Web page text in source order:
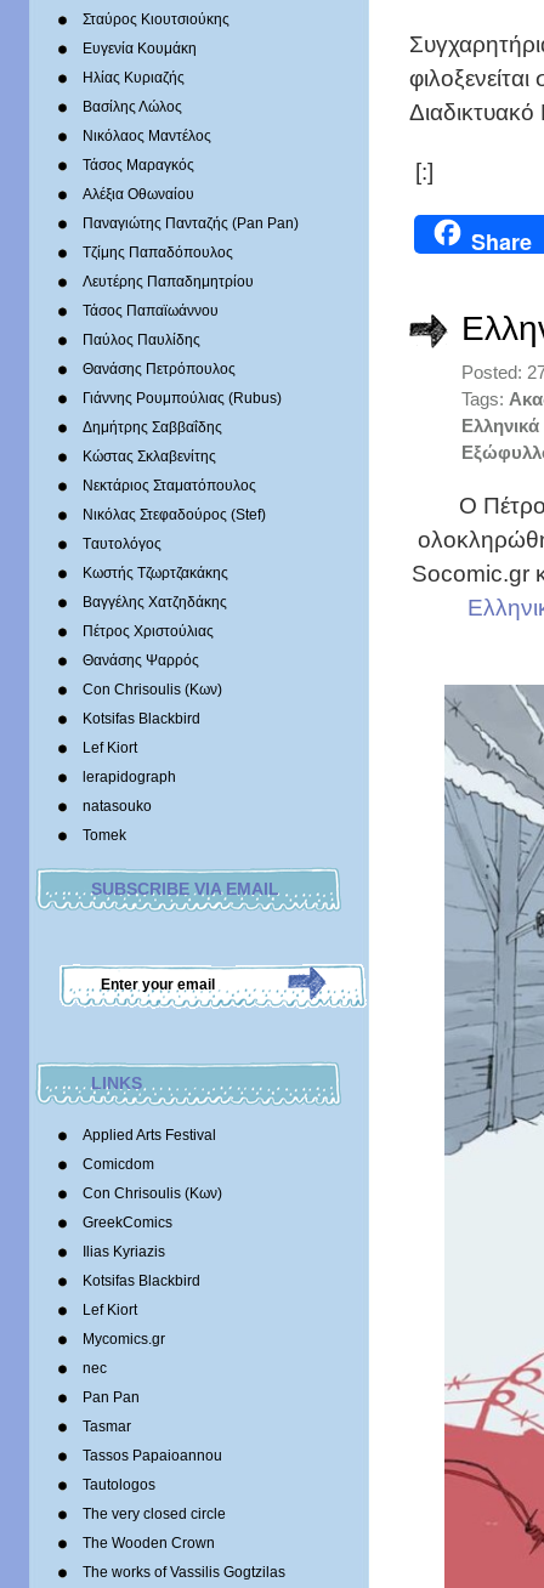
Σταύρος Κιουτσιούκης
Ευγενία Κουμάκη
Ηλίας Κυριαζής
Βασίλης Λώλος
Νικόλαος Μαντέλος
Τάσος Μαραγκός
Αλέξια Οθωναίου
Παναγιώτης Πανταζής (Pan Pan)
Τζίμης Παπαδόπουλος
Λευτέρης Παπαδημητρίου
Τάσος Παπαϊωάννου
Παύλος Παυλίδης
Θανάσης Πετρόπουλος
Γιάννης Ρουμπούλιας (Rubus)
Δημήτρης Σαββαΐδης
Κώστας Σκλαβενίτης
Νεκτάριος Σταματόπουλος
Νικόλας Στεφαδούρος (Stef)
Tαυτολόγος
Κωστής Τζωρτζακάκης
Βαγγέλης Χατζηδάκης
Πέτρος Χριστούλιας
Θανάσης Ψαρρός
Con Chrisoulis (Κων)
Kotsifas Blackbird
Lef Kiort
lerapidograph
natasouko
Tomek
SUBSCRIBE VIA EMAIL
LINKS
Applied Arts Festival
Comicdom
Con Chrisoulis (Κων)
GreekComics
Ilias Kyriazis
Kotsifas Blackbird
Lef Kiort
Mycomics.gr
nec
Pan Pan
Tasmar
Tassos Papaioannou
Tautologos
The very closed circle
The Wooden Crown
The works of Vassilis Gogtzilas
[:]
Share
Posted:
Tags:
Ο
Socomic.gr